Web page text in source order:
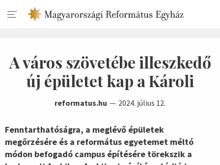
A város szövetébe illeszkedő
új épületet kap a Károli
reformatus.hu 2024. július 12.
Fenntarthatóságra, a meglévő épületek
megőrzésére és a református egyetemet méltó
módon befogadó campus építésére törekszik a